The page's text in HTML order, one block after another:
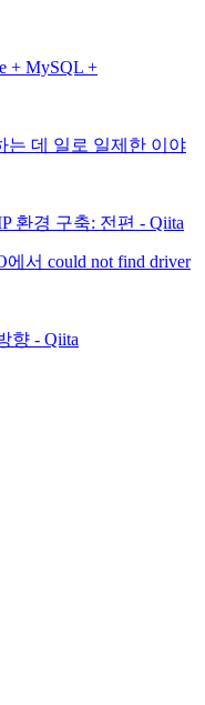
+ MySQL +
는 데 일로 일제한 이야
환경 구축: 전편 - Qiita
서 could not find driver
향 - Qiita